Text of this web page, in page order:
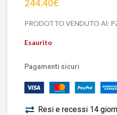
244,40€
PRODOTTO VENDUTO Al:
Esaurito
Pagamenti sicuri
Resi e recessi 14